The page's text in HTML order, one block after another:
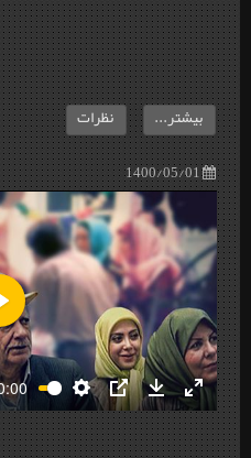
1400/05/01
بیشتر... نظرات
Settings
PIP Download
Enter